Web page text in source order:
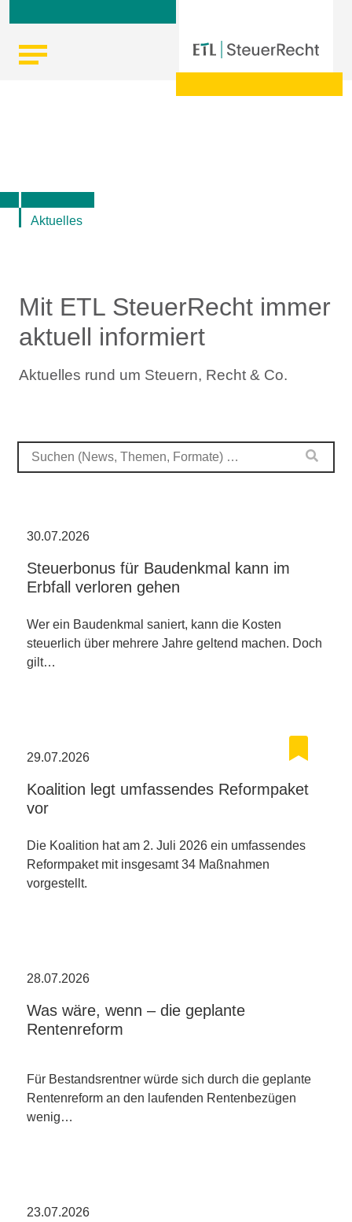
Skip
content
Finanzen
Aktuelles
Mit ETL SteuerRecht immer
aktuell informiert
Aktuelles rund um Steuern, Recht & Co.
30.07.2026
Steuerbonus für Baudenkmal kann im
Erbfall verloren gehen
Wer ein Baudenkmal saniert, kann die Kosten
steuerlich über mehrere Jahre geltend machen. Doch
gilt…
29.07.2026
Koalition legt umfassendes Reformpaket
vor
Die Koalition hat am 2. Juli 2026 ein umfassendes
Reformpaket mit insgesamt 34 Maßnahmen
vorgestellt.
28.07.2026
Was wäre, wenn – die geplante
Rentenreform
Für Bestandsrentner würde sich durch die geplante
Rentenreform an den laufenden Rentenbezügen
wenig…
23.07.2026